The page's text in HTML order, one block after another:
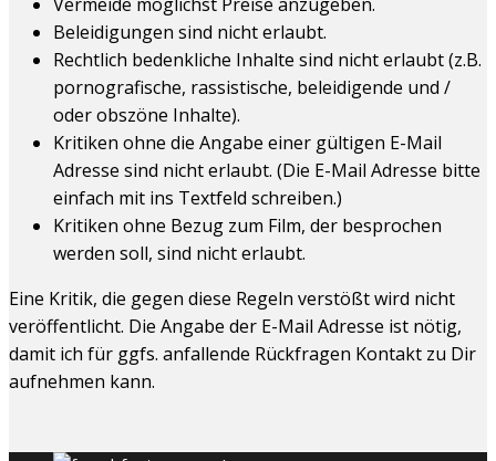
Beleidigungen sind nicht erlaubt.
Rechtlich bedenkliche Inhalte sind nicht erlaubt (z.B.
pornografische, rassistische, beleidigende und /
oder obszöne Inhalte).
Kritiken ohne die Angabe einer gültigen E-Mail
Adresse sind nicht erlaubt. (Die E-Mail Adresse bitte
einfach mit ins Textfeld schreiben.)
Kritiken ohne Bezug zum Film, der besprochen
werden soll, sind nicht erlaubt.
Eine Kritik, die gegen diese Regeln verstößt wird nicht
veröffentlicht. Die Angabe der E-Mail Adresse ist nötig,
damit ich für ggfs. anfallende Rückfragen Kontakt zu Dir
aufnehmen kann.